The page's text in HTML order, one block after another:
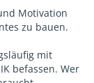
Motivation
zu bauen.
mit
befassen. Wer